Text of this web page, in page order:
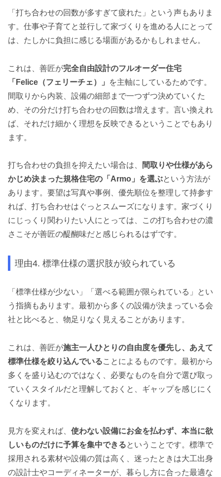
「打ち合わせの回数が多すぎて疲れた」という声もありま
す。仕事や子育てと並行して家づくりを進める人にとって
は、たしかに負担に感じる場面があるかもしれません。
これは、善匠が完全自由設計のフルオーダー住宅
「Felice（フェリーチェ）」
を主軸にしているためです。
間取りから内装、設備の細部まで一つずつ決めていくた
め、その分だけ打ち合わせの回数は増えます。言い換えれ
ば、それだけ細かく理想を反映できるということでもあり
ます。
打ち合わせの負担を抑えたい場合は、
間取りや仕様があら
かじめ決まった規格住宅の「Armo」を選ぶという方法が
あります。要望は写真や事例、優先順位を整理して持参す
れば、打ち合わせはぐっとスムーズになります。家づくり
にじっくり関わりたい人にとっては、この打ち合わせの濃
さこそが善匠の醍醐味だと感じられるはずです。
理由4. 標準仕様の選択肢が絞られている
「標準仕様が少ない」「選べる範囲が限られている」とい
う指摘もあります。最初から多くの設備が決まっている会
社と比べると、物足りなく見えることがあります。
これは、善匠が施主一人ひとりの自由度を優先し、あえて
標準仕様を絞り込んでいることによるものです。最初から
多くを盛り込むのではなく、必要なものを自分で選び取っ
ていくスタイルだと理解しておくと、ギャップを感じにく
くなります。
見方を変えれば、 使わない設備にお金を払わず、本当に欲
しいものだけに予算を集中できるということです。標準で
採用される素材や設備の質は高く、迷ったときは大工出身
の設計士やコーディネーターが、暮らし方に合った最適な